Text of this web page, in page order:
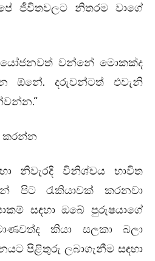
ජීවිතවලට නිතරම වාගේ
වන්නේ මොකක්ද
ඕනේ. දරුවන්ටත් එවැනි
කරන්න
හා නිවැරදි විනිශ්චය භාවිත
පිට රැකියාවක් කරනවා
සඳහා ඔබේ පුරුෂයාගේ
කියා සලකා බලා
පිළිතුරු ලබාගැනීම සඳහා